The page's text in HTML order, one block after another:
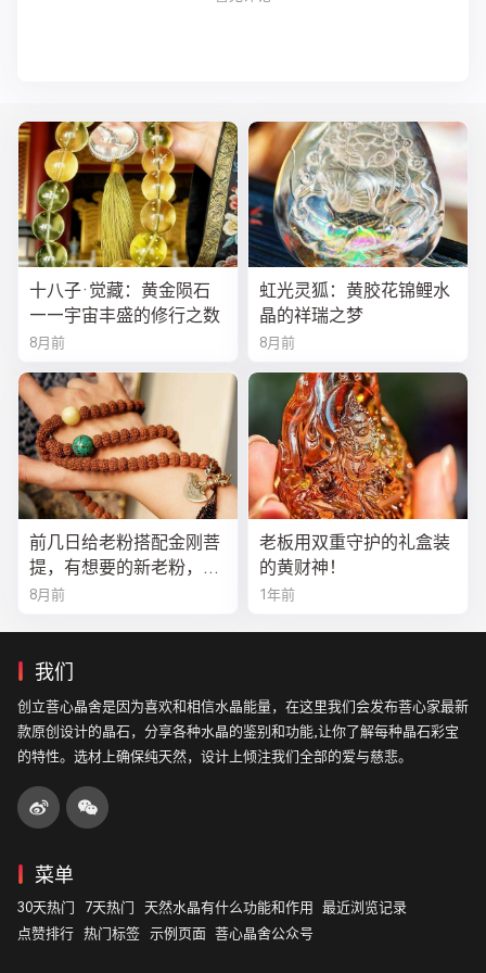
十八子·觉藏：黄金陨石
——宇宙丰盛的修行之数
8月前
虹光灵狐：黄胶花锦鲤水
晶的祥瑞之梦
8月前
前几日给老粉搭配金刚菩
提，有想要的新老粉，都
可以来排队
8月前
老板用双重守护的礼盒装
的黄财神！
1年前
我们
创立菩心晶舍是因为喜欢和相信水晶能量，在这里我们会发布菩心家最新
款原创设计的晶石，分享各种水晶的鉴别和功能,让你了解每种晶石彩宝
的特性。选材上确保纯天然，设计上倾注我们全部的爱与慈悲。
菜单
30天热门 7天热门 天然水晶有什么功能和作用
最近浏览记录
点赞排行 热门标签 示例页面 菩心晶舍公众号